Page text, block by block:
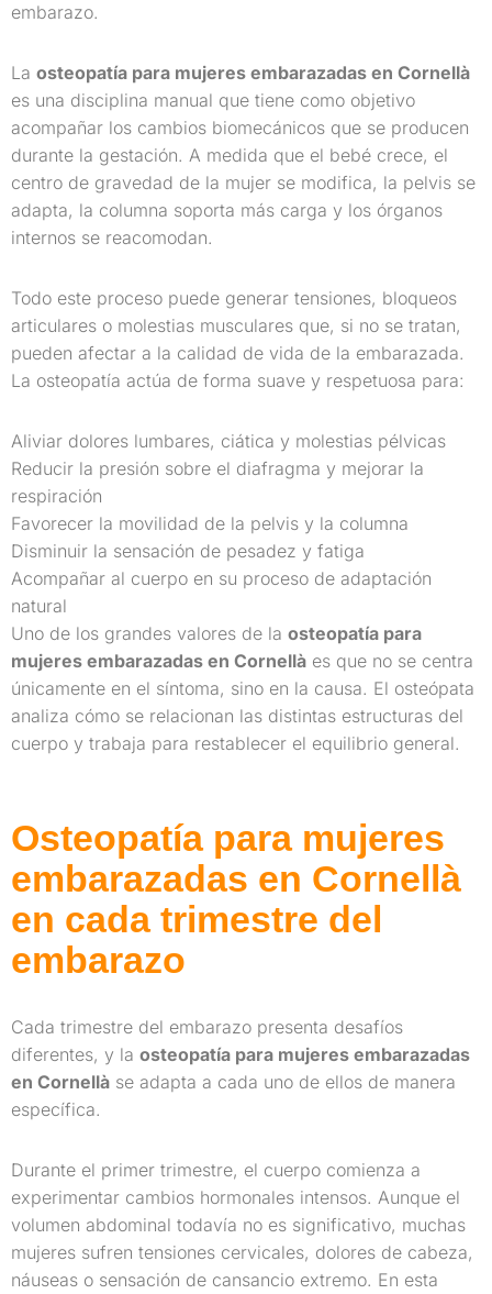
embarazo.
La osteopatía para mujeres embarazadas en Cornellà
es una disciplina manual que tiene como objetivo
acompañar los cambios biomecánicos que se producen
durante la gestación. A medida que el bebé crece, el
centro de gravedad de la mujer se modifica, la pelvis se
adapta, la columna soporta más carga y los órganos
internos se reacomodan.
Todo este proceso puede generar tensiones, bloqueos
articulares o molestias musculares que, si no se tratan,
pueden afectar a la calidad de vida de la embarazada.
La osteopatía actúa de forma suave y respetuosa para:
Aliviar dolores lumbares, ciática y molestias pélvicas
Reducir la presión sobre el diafragma y mejorar la
respiración
Favorecer la movilidad de la pelvis y la columna
Disminuir la sensación de pesadez y fatiga
Acompañar al cuerpo en su proceso de adaptación
natural
Uno de los grandes valores de la osteopatía para
mujeres embarazadas en Cornellà es que no se centra
únicamente en el síntoma, sino en la causa. El osteópata
analiza cómo se relacionan las distintas estructuras del
cuerpo y trabaja para restablecer el equilibrio general.
Osteopatía para mujeres
embarazadas en Cornellà
en cada trimestre del
embarazo
Cada trimestre del embarazo presenta desafíos
diferentes, y la osteopatía para mujeres embarazadas
en Cornellà se adapta a cada uno de ellos de manera
específica.
Durante el primer trimestre, el cuerpo comienza a
experimentar cambios hormonales intensos. Aunque el
volumen abdominal todavía no es significativo, muchas
mujeres sufren tensiones cervicales, dolores de cabeza,
náuseas o sensación de cansancio extremo. En esta